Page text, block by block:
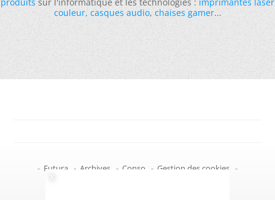
couleur,casques audio,chaises gamer...
- Futura - Archives - Conso - Gestion des cookies -